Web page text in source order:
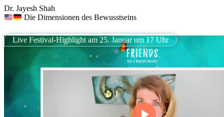
Dr. Jayesh Shah
Die Dimensionen des Bewusstseins
Live Festival-Highlight am 25. Januar um 17 Uhr